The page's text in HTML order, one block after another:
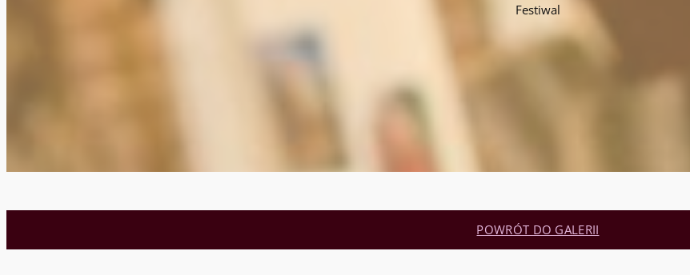
Festiwal
POWRÓT DO GALERII